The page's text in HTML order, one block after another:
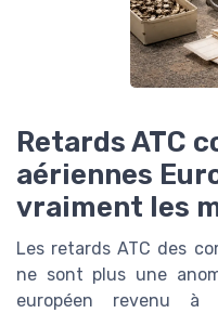
Retards ATC
aériennes
vraiment les
Les retards ATC des
ne sont plus une
européen revenu